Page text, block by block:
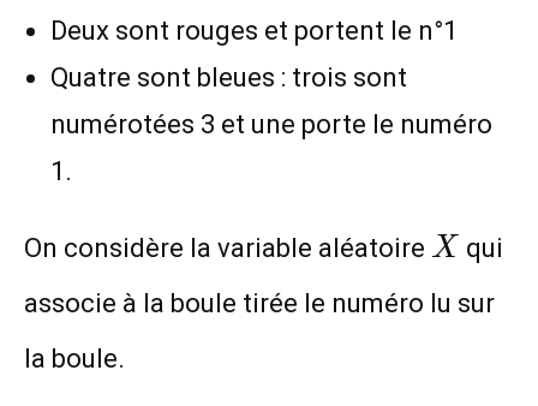
Deux sont rouges et portent le n°1
Quatre sont bleues : trois sont
numérotées 3 et une porte le numéro
1.
On considère la variable aléatoire X
X qui
associe à la boule tirée le numéro lu sur
la boule.